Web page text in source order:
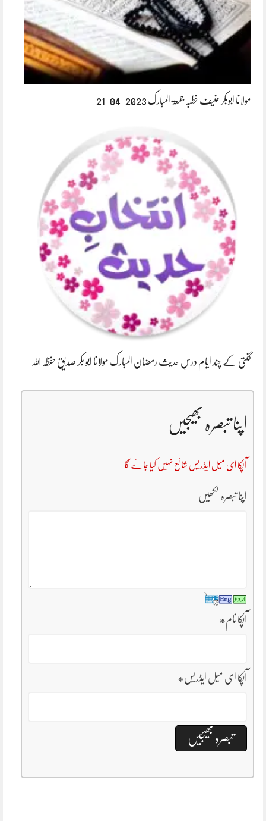
مولانا ابوبکر حنیف خطبہ جمعۃ المبارک 2023-04-21
گنتی کے چند ایام درسِ حدیث رمضان المبارک مولانا ابو بکر صدیق حفظہ اللہ
اپنا تبصرہ بھیجیں
آپکا ای میل ایڈریس شائع نہیں کیا جائے گا
اپنا تبصرہ لکھیں
آپکا نام*
آپکا ای میل ایڈریس*